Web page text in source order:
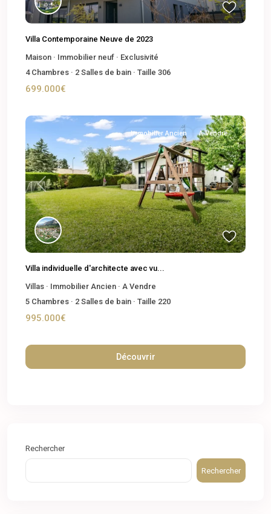
Villa Contemporaine Neuve de 2023
Maison · Immobilier neuf · Exclusivité
4Chambres · 2 Salles de bain · Taille 306
699.000€
Previous Next
Immobilier Ancien A Vendre
Villa individuelle d'architecte avec vu...
Villas · Immobilier Ancien · A Vendre
5 Chambres · 2 Salles de bain · Taille 220
995.000€
Découvrir
Rechercher
Rechercher